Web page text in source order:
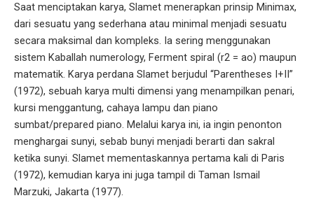
Saat menciptakan karya, Slamet menerapkan prinsip Minimax,
dari sesuatu yang sederhana atau minimal menjadi sesuatu
secara maksimal dan kompleks. Ia sering menggunakan
sistem Kaballah numerology, Ferment spiral (r2 = ao) maupun
matematik. Karya perdana Slamet berjudul “Parentheses I+II”
(1972), sebuah karya multi dimensi yang menampilkan penari,
kursi menggantung, cahaya lampu dan piano
sumbat/prepared piano. Melalui karya ini, ia ingin penonton
menghargai sunyi, sebab bunyi menjadi berarti dan sakral
ketika sunyi. Slamet mementaskannya pertama kali di Paris
(1972), kemudian karya ini juga tampil di Taman Ismail
Marzuki, Jakarta (1977).